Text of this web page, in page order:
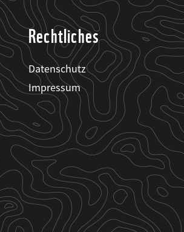
Rechtliches
Datenschutz
Impressum